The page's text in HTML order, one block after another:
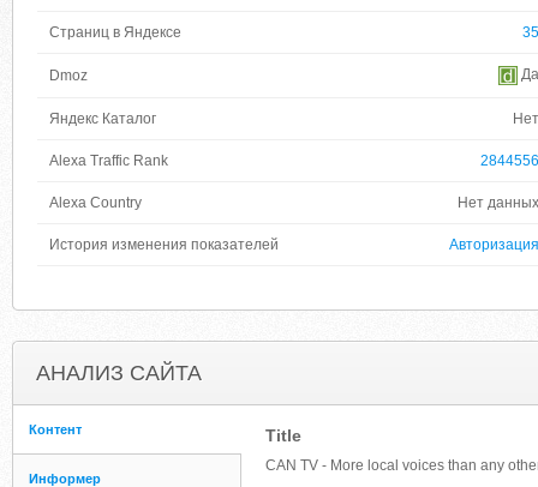
Страниц в Яндексе 35
Dmoz Да
Яндекс Каталог Нет
Alexa Traffic Rank 2844556
Alexa Country Нет данных
История изменения показателей Авторизация
АНАЛИЗ САЙТА
Контент
Информер
Title
CAN TV - More local voices than any